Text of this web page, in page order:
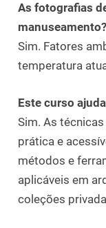
As fotografias
manuseamento?
Sim. Fatores
temperatura
Este curso
Sim. As
prática e
métodos e
aplicáveis em
coleções